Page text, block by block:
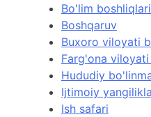
Bo'lim boshliqlari
Boshqaruv
Buxoro viloyati
Farg'ona
Hududiy
Ijtimoiy
Ish safari